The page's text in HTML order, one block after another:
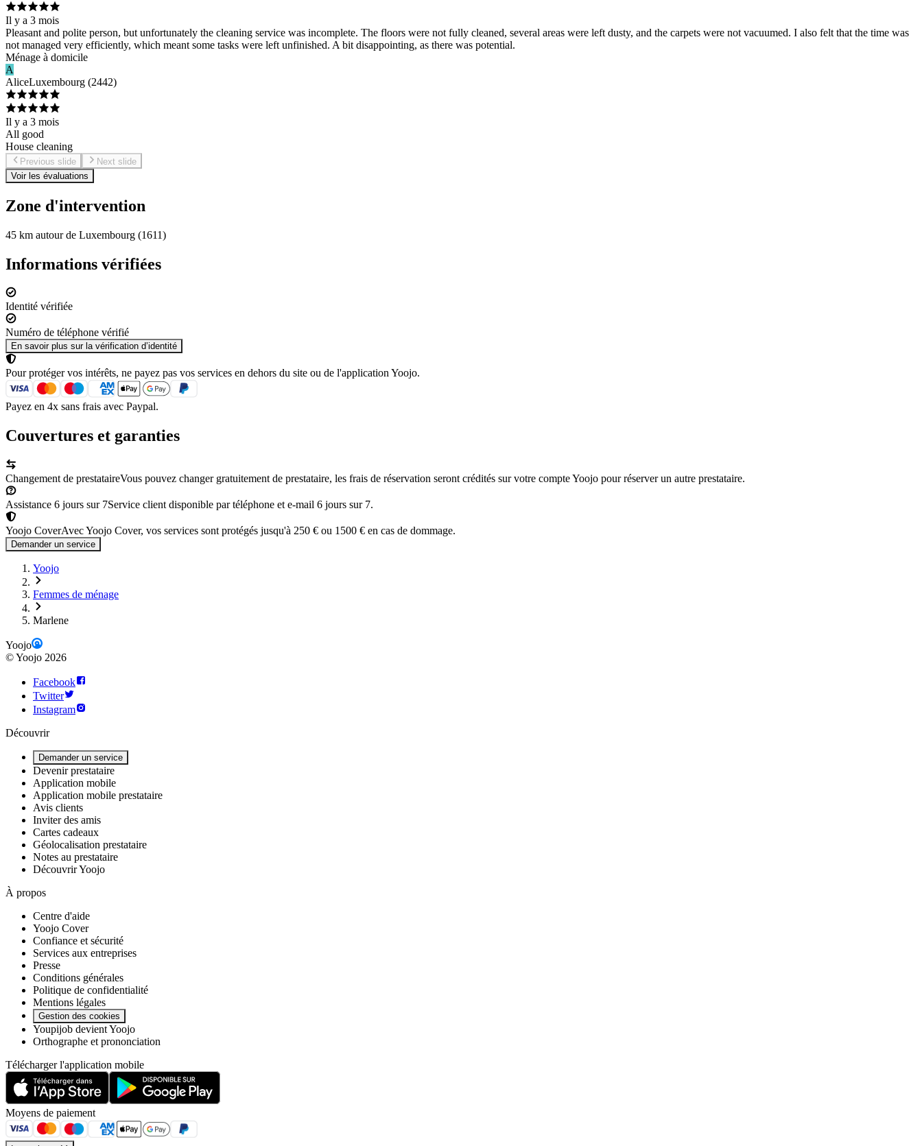
Il y a 3 mois
Pleasant and polite person, but unfortunately the cleaning service was incomplete. The floors were not fully cleaned, several areas were left dusty, and the carpets were not vacuumed. I also felt that the time was
not managed very efficiently, which meant some tasks were left unfinished. A bit disappointing, as there was potential.
Ménage à domicile
A
AliceLuxembourg (2442)
Il y a 3 mois
All good
House cleaning
Previous slide
Next slide
Voir les évaluations
Zone d'intervention
45 km autour de Luxembourg (1611)
Informations vérifiées
Identité vérifiée
Numéro de téléphone vérifié
En savoir plus sur la vérification d’identité
Pour protéger vos intérêts, ne payez pas vos services en dehors du site ou de l'application Yoojo.
Payez en 4x sans frais avec Paypal.
Couvertures et garanties
Changement de prestataireVous pouvez changer gratuitement de prestataire, les frais de réservation seront crédités sur votre compte Yoojo pour réserver un autre prestataire.
Assistance 6 jours sur 7Service client disponible par téléphone et e-mail 6 jours sur 7.
Yoojo CoverAvec Yoojo Cover, vos services sont protégés jusqu'à 250 € ou 1500 € en cas de dommage.
Demander un service
Yoojo
Femmes de ménage
Marlene
Yoojo
©Yoojo 2026
Facebook
Twitter
Instagram
Découvrir
Demander un service
Devenir prestataire
Application mobile
Application mobile prestataire
Avis clients
Inviter des amis
Cartes cadeaux
Géolocalisation prestataire
Notes au prestataire
Découvrir Yoojo
À propos
Centre d'aide
Yoojo Cover
Confiance et sécurité
Services aux entreprises
Presse
Conditions générales
Politique de confidentialité
Mentions légales
Gestion des cookies
Youpijob devient Yoojo
Orthographe et prononciation
Télécharger l'application mobile
Moyens de paiement